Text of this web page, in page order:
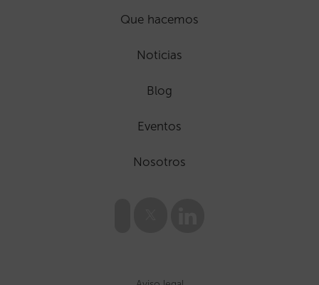
Que hacemos
Noticias
Blog
Eventos
Nosotros